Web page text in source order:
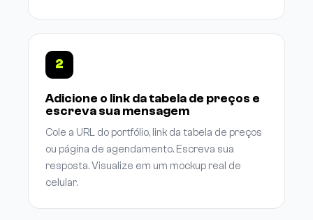
2
Adicione o link da tabela de preços e
escreva sua mensagem
Cole a URL do portfólio, link da tabela de preços
ou página de agendamento. Escreva sua
resposta. Visualize em um mockup real de
celular.